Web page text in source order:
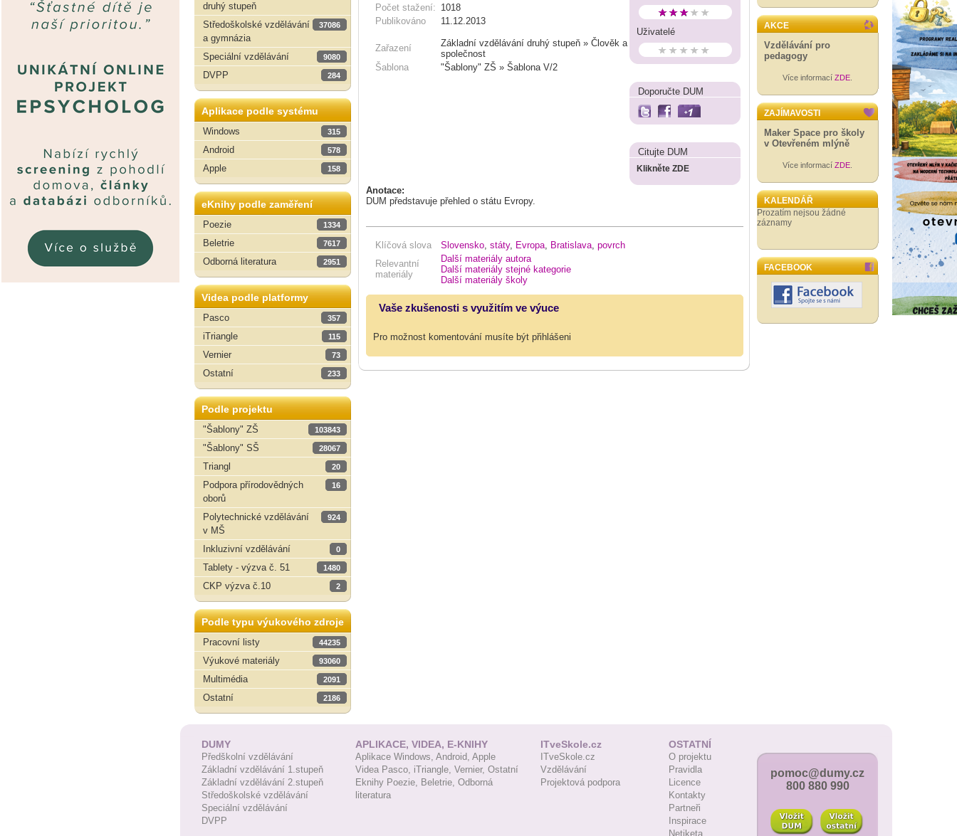
druhý stupeň
Středoškolské vzdělávání
a gymnázia
37086
Speciální vzdělávání 9080
DVPP 284
Aplikace podle systému
Windows
315
Android 578
Apple 158
eKnihy podle zaměření
Poezie
1334
Beletrie 7617
Odborná literatura 2951
Videa podle platformy
Pasco
357
iTriangle 115
Vernier 73
Ostatní 233
Podle projektu
"Šablony" ZŠ
103843
"Šablony" SŠ 28067
Triangl 20
Podpora přírodovědných
oborů
16
Polytechnické vzdělávání
v MŠ
924
Inkluzivní vzdělávání 0
Tablety - výzva č. 51 1480
CKP výzva č.10 2
Podle typu výukového zdroje
Pracovní listy
44235
Výukové materiály 93060
Multimédia 2091
Ostatní 2186
Počet stažení: 1018
Publikováno
11.12.2013
Zařazení
Základní vzdělávání druhý stupeň » Člověk a
společnost
Šablona
"Šablony" ZŠ » Šablona V/2
Uživatelé
Doporučte DUM
Citujte DUM
Klikněte ZDE
Anotace:
DUM představuje přehled o státu Evropy.
Klíčová slova Slovensko státy, Evropa Bratislava povrch
Relevantní
materiály
Další materiály autora
Další materiály stejné kategorie
Další materiály školy
Vaše zkušenosti s využitím ve výuce
Pro možnost komentování musíte být přihlášeni
AKCE
Vzdělávání pro
pedagogy
Více informací ZDE
ZAJÍMAVOSTI
Maker Space pro školy
v Otevřeném mlýně
Více informací ZDE
KALENDÁŘ
Prozatím nejsou žádné
záznamy
FACEBOOK
DUMY
Předškolní vzdělávání
Základní vzdělávání 1.stupeň
Základní vzdělávání 2.stupeň
Středoškolské vzdělávání
Speciální vzdělávání
DVPP
APLIKACE, VIDEA, E-KNIHY
Aplikace Windows, Android, Apple
Videa Pasco, iTriangle, Vernier, Ostatní
Eknihy Poezie, Beletrie, Odborná
literatura
ITveSkole.cz
ITveSkole.cz
Vzdělávání
Projektová podpora
OSTATNÍ
O projektu
Pravidla
Licence
Kontakty
Partneři
Inspirace
Netiketa
pomoc@dumy.cz
800 880 990